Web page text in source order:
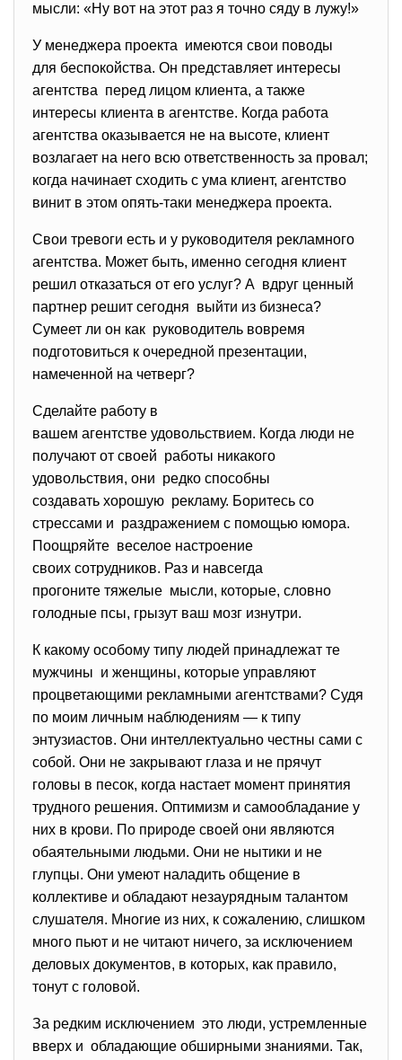
мысли: «Ну вот на этот раз я точно сяду в лужу!»
У менеджера проекта имеются свои поводы
для беспокойства. Он представляет интересы
агентства перед лицом клиента, а также
интересы клиента в агентстве. Когда работа
агентства оказывается не на высоте, клиент
возлагает на него всю ответственность за провал;
когда начинает сходить с ума клиент, агентство
винит в этом опять-таки менеджера проекта.
Свои тревоги есть и у руководителя рекламного
агентства. Может быть, именно сегодня клиент
решил отказаться от его услуг? А вдруг ценный
партнер решит сегодня выйти из бизнеса?
Сумеет ли он как руководитель вовремя
подготовиться к очередной презентации,
намеченной на четверг?
Сделайте работу в
вашем агентстве удовольствием. Когда люди не
получают от своей работы никакого
удовольствия, они редко способны
создавать хорошую рекламу. Боритесь со
стрессами и раздражением с помощью юмора.
Поощряйте веселое настроение
своих сотрудников. Раз и навсегда
прогоните тяжелые мысли, которые, словно
голодные псы, грызут ваш мозг изнутри.
К какому особому типу людей принадлежат те
мужчины и женщины, которые управляют
процветающими рекламными агентствами? Судя
по моим личным наблюдениям — к типу
энтузиастов. Они интеллектуально честны сами с
собой. Они не закрывают глаза и не прячут
головы в песок, когда настает момент принятия
трудного решения. Оптимизм и самообладание у
них в крови. По природе своей они являются
обаятельными людьми. Они не нытики и не
глупцы. Они умеют наладить общение в
коллективе и обладают незаурядным талантом
слушателя. Многие из них, к сожалению, слишком
много пьют и не читают ничего, за исключением
деловых документов, в которых, как правило,
тонут с головой.
За редким исключением это люди, устремленные
вверх и обладающие обширными знаниями. Так,